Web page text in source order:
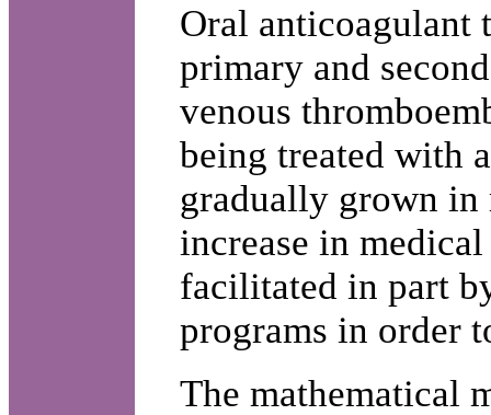
Oral anticoagulant
primary and
venous
being treated with
gradually grown in
increase in
facilitated in part
programs in order
The mathematical